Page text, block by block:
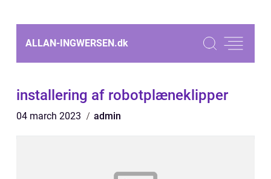
ALLAN-INGWERSEN.dk
installering af robotplæneklipper
04 march 2023 admin